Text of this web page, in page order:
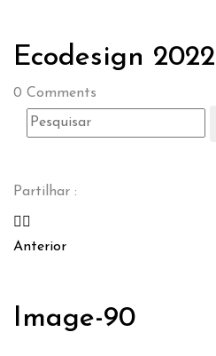
Ecodesign 2022
0 Comments
Partilhar :
Anterior
Image-90